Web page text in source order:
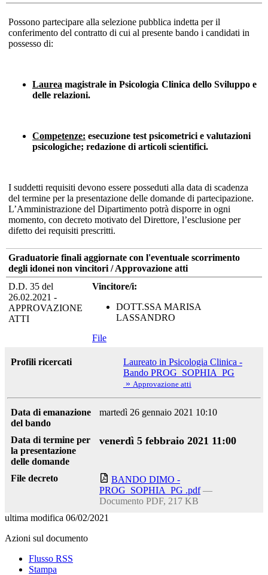
Possono partecipare alla selezione pubblica indetta per il
conferimento del contratto di cui al presente bando i candidati in
possesso di:
Laurea magistrale in Psicologia Clinica dello Sviluppo e
delle relazioni.
Competenze: esecuzione test psicometrici e valutazioni
psicologiche; redazione di articoli scientifici.
I suddetti requisiti devono essere posseduti alla data di scadenza
del termine per la presentazione delle domande di partecipazione.
L’Amministrazione del Dipartimento potrà disporre in ogni
momento, con decreto motivato del Direttore, l’esclusione per
difetto dei requisiti prescritti.
Graduatorie finali aggiornate con l'eventuale scorrimento
degli idonei non vincitori / Approvazione atti
D.D. 35 del
26.02.2021 -
APPROVAZIONE
ATTI
Vincitore/i:
DOTT.SSA MARISA
LASSANDRO
File
Profili ricercati
Laureato in Psicologia Clinica -
Bando PROG_SOPHIA_PG
» Approvazione atti
Data di emanazione
del bando
martedì 26 gennaio 2021 10:10
Data di termine per
la presentazione
delle domande
venerdì 5 febbraio 2021 11:00
File decreto
BANDO DIMO -
PROG_SOPHIA_PG .pdf —
Documento PDF, 217 KB
ultima modifica 06/02/2021
Azioni sul documento
Flusso RSS
Stampa